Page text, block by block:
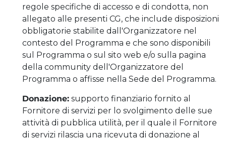
regole specifiche di accesso e di condotta, non
allegato alle presenti CG, che include disposizioni
obbligatorie stabilite dall'Organizzatore nel
contesto del Programma e che sono disponibili
sul Programma o sul sito web e/o sulla pagina
della community dell'Organizzatore del
Programma o affisse nella Sede del Programma.
Donazione: supporto finanziario fornito al
Fornitore di servizi per lo svolgimento delle sue
attività di pubblica utilità, per il quale il Fornitore
di servizi rilascia una ricevuta di donazione al